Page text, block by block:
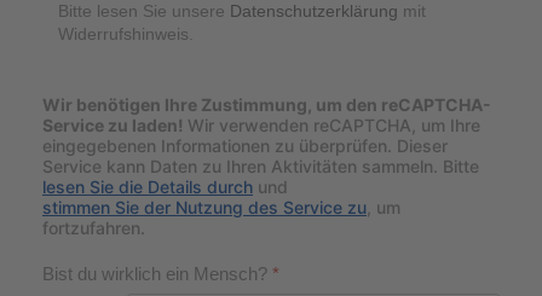
Bitte lesen Sie unsere Datenschutzerklärung mit
Widerrufshinweis.
Wir benötigen Ihre Zustimmung, um den reCAPTCHA-
Service zu laden! Wir verwenden reCAPTCHA, um Ihre
eingegebenen Informationen zu überprüfen. Dieser
Service kann Daten zu Ihren Aktivitäten sammeln. Bitte
lesen Sie die Details durch und
stimmen Sie der Nutzung des Service zu , um
fortzufahren.
Bist du wirklich ein Mensch? *